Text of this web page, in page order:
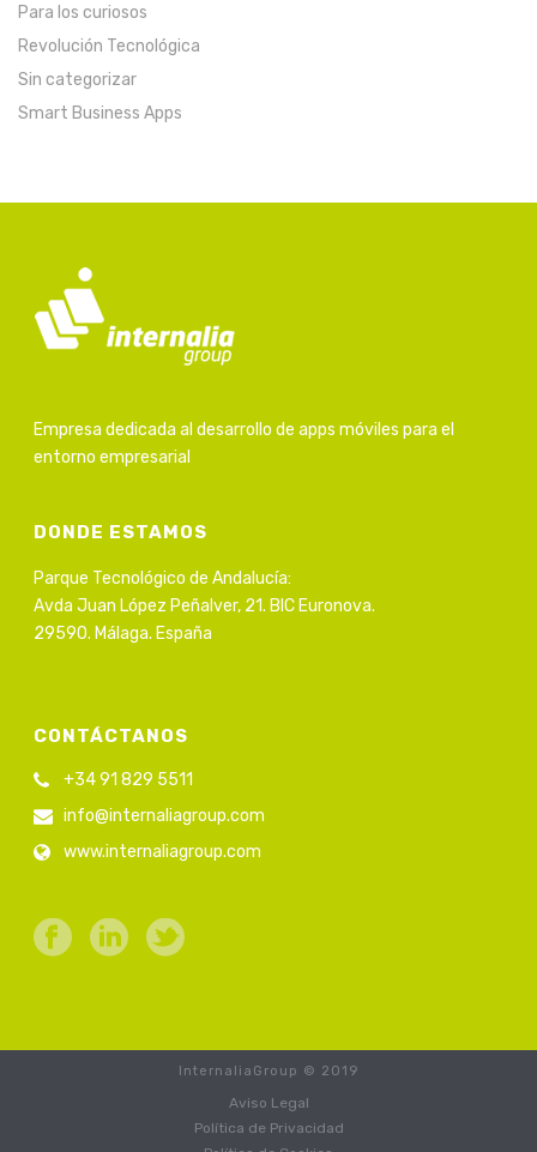
Para los curiosos
Revolución Tecnológica
Sin categorizar
Smart Business Apps
Empresa dedicada al desarrollo de apps móviles para el
entorno empresarial
DONDE ESTAMOS
Parque Tecnológico de Andalucía:
Avda Juan López Peñalver, 21. BIC Euronova.
29590. Málaga. España
CONTÁCTANOS
+34 91 829 5511
info@internaliagroup.com
www.internaliagroup.com
InternaliaGroup © 2019
Aviso Legal
Política de Privacidad